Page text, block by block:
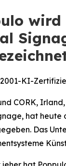
KI-
CORK,
hat heute
Das